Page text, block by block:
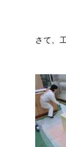
さて、